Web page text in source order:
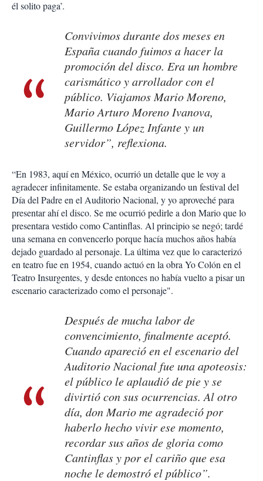
él solito paga’.
Convivimos durante dos meses en
España cuando fuimos a hacer la
promoción del disco. Era un hombre
carismático y arrollador con el
público. Viajamos Mario Moreno,
Mario Arturo Moreno Ivanova,
Guillermo López Infante y un
servidor”, reflexiona.
“En 1983, aquí en México, ocurrió un detalle que le voy a
agradecer infinitamente. Se estaba organizando un festival del
Día del Padre en el Auditorio Nacional, y yo aproveché para
presentar ahí el disco. Se me ocurrió pedirle a don Mario que lo
presentara vestido como Cantinflas. Al principio se negó; tardé
una semana en convencerlo porque hacía muchos años había
dejado guardado al personaje. La última vez que lo caracterizó
en teatro fue en 1954, cuando actuó en la obra Yo Colón en el
Teatro Insurgentes, y desde entonces no había vuelto a pisar un
escenario caracterizado como el personaje".
Después de mucha labor de
convencimiento, finalmente aceptó.
Cuando apareció en el escenario del
Auditorio Nacional fue una apoteosis:
el público le aplaudió de pie y se
divirtió con sus ocurrencias. Al otro
día, don Mario me agradeció por
haberlo hecho vivir ese momento,
recordar sus años de gloria como
Cantinflas y por el cariño que esa
noche le demostró el público”.